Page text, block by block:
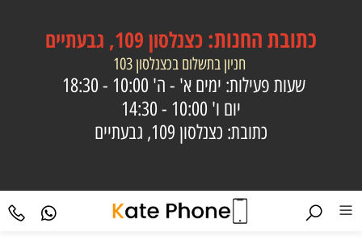
כתובתהחנות: כצנלסון 109, גבעתיים
חניון בתשלום בכצנלסון 103
שעות פעילות: ימים א' - ה' 10:00 - 18:30
יום ו' 10:00 - 14:30
כתובת: כצנלסון 109, גבעתיים